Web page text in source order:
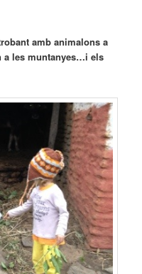
amb animalons a
a les muntanyes…i els